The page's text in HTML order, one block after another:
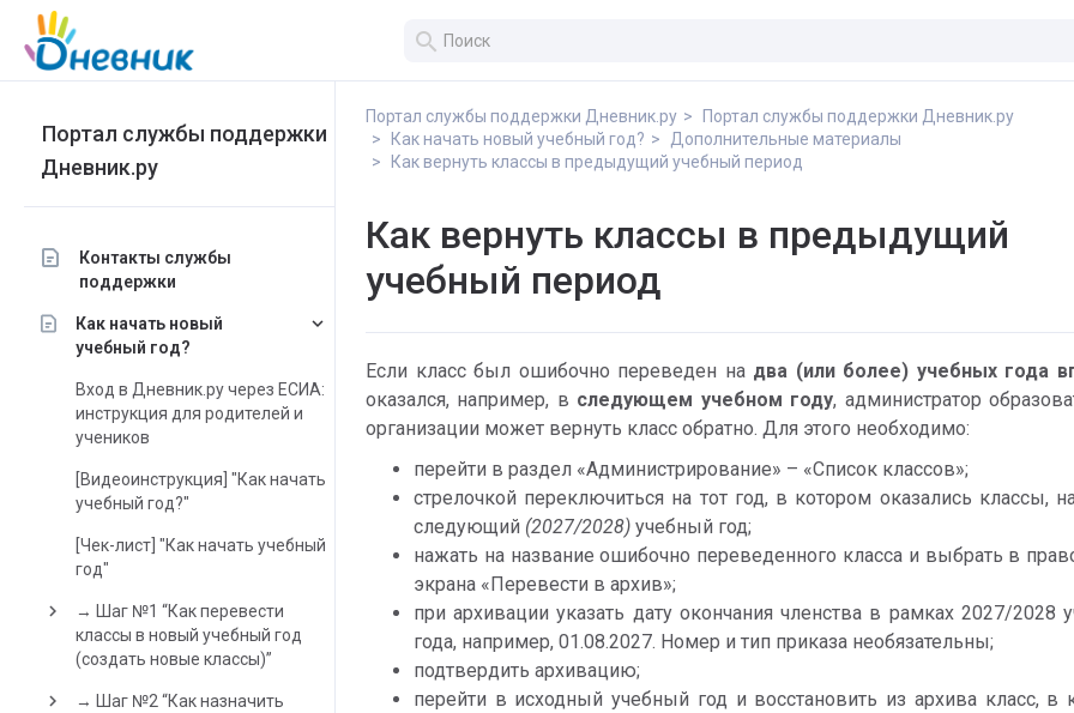
search
Портал службы поддержки
Дневник.ру
Контакты службы
поддержки
Как начать новый
учебный год?
keyboard_arrow_down
Вход в Дневник.ру через ЕСИА:
инструкция для родителей и
учеников
[Видеоинструкция] "Как начать
учебный год?"
[Чек-лист] "Как начать учебный
год"
keyboard_arrow_right
→ Шаг №1 “Как перевести
классы в новый учебный год
(создать новые классы)”
keyboard_arrow_right
→ Шаг №2 “Как назначить
Портал службы поддержки Дневник.ру
Портал службы поддержки Дневник.ру
Как начать новый учебный год?
Дополнительные материалы
Как вернуть классы в предыдущий учебный период
Как вернуть классы в предыдущий
учебный период
Если класс был ошибочно переведен на два (или более) учебных года
оказался, например, в следующем учебном году, администратор
организации может вернуть класс обратно. Для этого необходимо:
перейти в раздел «Администрирование» – «Список классов»;
стрелочкой переключиться на тот год, в котором оказались классы,
следующий (2027/2028) учебный год;
нажать на название ошибочно переведенного класса и выбрать в
экрана «Перевести в архив»;
при архивации указать дату окончания членства в рамках 2027/2028
года, например, 01.08.2027. Номер и тип приказа необязательны;
подтвердить архивацию;
перейти в исходный учебный год и восстановить из архива класс, в